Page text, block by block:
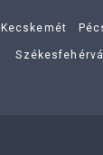
Kecskemét